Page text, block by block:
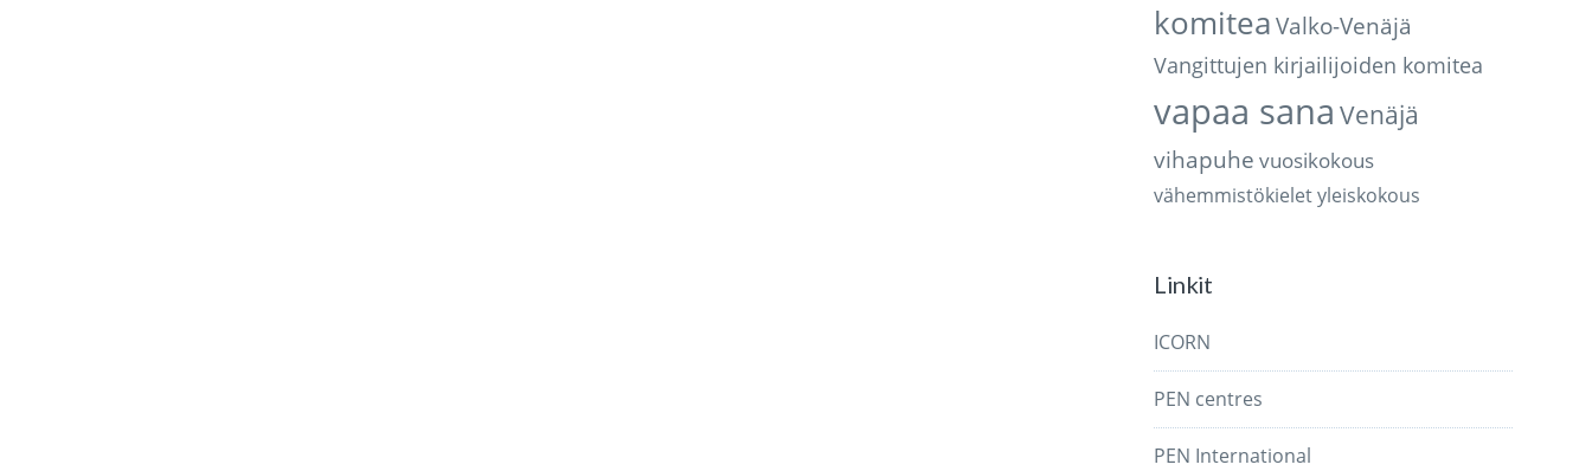
komitea Valko-Venäjä
Vangittujen kirjailijoiden komitea
vapaa sana Venäjä
vihapuhe vuosikokous
vähemmistökieletyleiskokous
Linkit
ICORN
PEN centres
PEN International